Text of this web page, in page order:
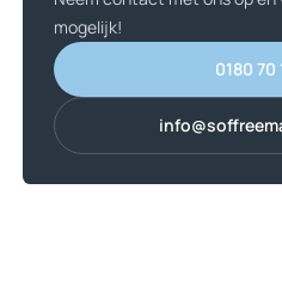
mogelijk!
0180 70
0180 70